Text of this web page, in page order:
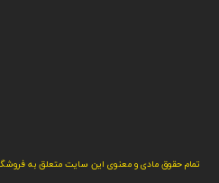
تمام حقوق مادی و معنوی این سایت متعلق به فروشگاه